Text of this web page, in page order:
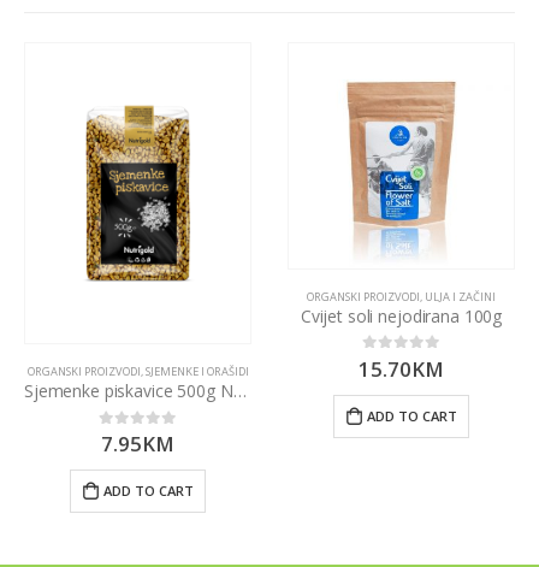
ORGANSKI PROIZVODI,SJEMENKE I ORAŠIDI
Sjemenke piskavice 500g Nutrigold
0out of 5
7.95KM
ADD TO CART
ORGANSKI PROIZVODI, ULJA I ZAČINI
Cvijet soli nejodirana 100g
0 out of 5
15.70KM
ADD TO CART